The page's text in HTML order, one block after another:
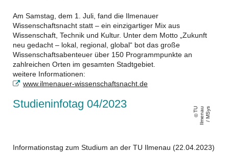
Am Samstag, dem 1. Juli, fand die Ilmenauer
Wissenschaftsnacht statt – ein einzigartiger Mix aus
Wissenschaft, Technik und Kultur. Unter dem Motto „Zukunft
neu gedacht – lokal, regional, global“ bot das große
Wissenschaftsabenteuer über 150 Programmpunkte an
zahlreichen Orten im gesamten Stadtgebiet.
weitere Informationen:
www.ilmenauer-wissenschaftsnacht.de
Studieninfotag 04/2023 T
U
Il
m
e
n
a
u
/
M
S
y s
Informationstag zum Studium an der TU Ilmenau (22.04.2023)